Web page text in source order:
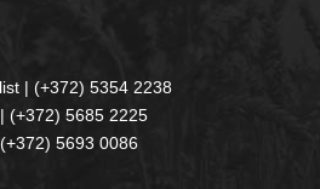
| (+372) 5354 2238
(+372) 5685 2225
5693 0086